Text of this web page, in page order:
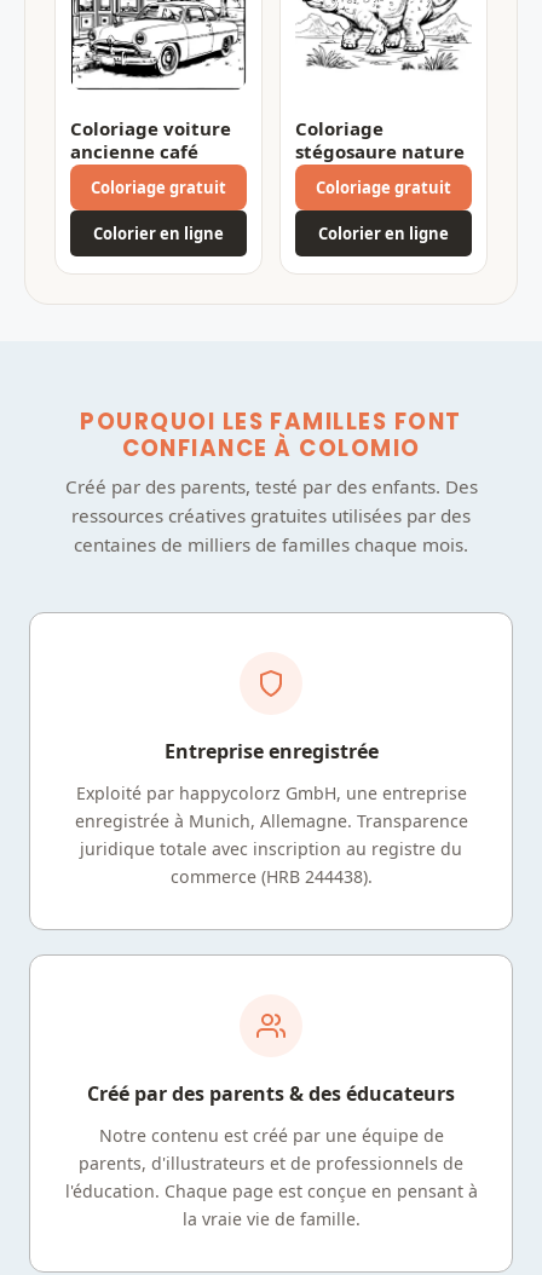
Coloriage voiture
ancienne café
Coloriage gratuit
Colorier en ligne
Coloriage
stégosaure nature
Coloriage gratuit
Colorier en ligne
POURQUOI LES FAMILLES FONT
CONFIANCE À COLOMIO
Créé par des parents, testé par des enfants. Des
ressources créatives gratuites utilisées par des
centaines de milliers de familles chaque mois.
Entreprise enregistrée
Exploité par happycolorz GmbH, une entreprise
enregistrée à Munich, Allemagne. Transparence
juridique totale avec inscription au registre du
commerce (HRB 244438).
Créé par des parents & des éducateurs
Notre contenu est créé par une équipe de
parents, d'illustrateurs et de professionnels de
l'éducation. Chaque page est conçue en pensant à
la vraie vie de famille.